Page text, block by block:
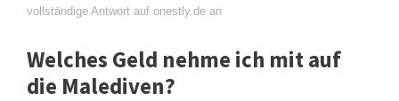
vollständige Antwort auf onestly.de an
Welches Geld nehme ich mit auf
die Malediven?